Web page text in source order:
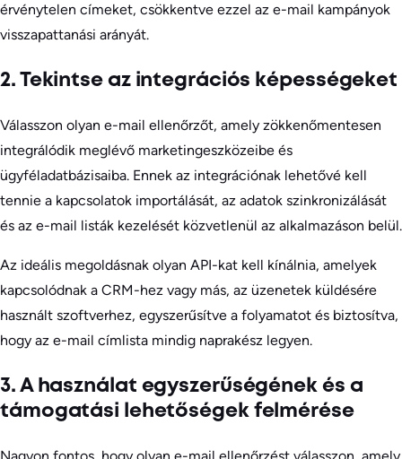
érvénytelen címeket, csökkentve ezzel az e-mail kampányok
visszapattanási arányát.
2. Tekintse az integrációs képességeket
Válasszon olyan e-mail ellenőrzőt, amely zökkenőmentesen
integrálódik meglévő marketingeszközeibe és
ügyféladatbázisaiba. Ennek az integrációnak lehetővé kell
tennie a kapcsolatok importálását, az adatok szinkronizálását
és az e-mail listák kezelését közvetlenül az alkalmazáson belül.
Az ideális megoldásnak olyan API-kat kell kínálnia, amelyek
kapcsolódnak a CRM-hez vagy más, az üzenetek küldésére
használt szoftverhez, egyszerűsítve a folyamatot és biztosítva,
hogy az e-mail címlista mindig naprakész legyen.
3. A használat egyszerűségének és a
támogatási lehetőségek felmérése